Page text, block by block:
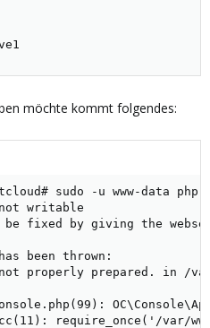
möchte kommt folgendes:
sudo -u www-data php
writable
be fixed by giving the
been thrown:
not properly prepared. in /
require_once('/var/